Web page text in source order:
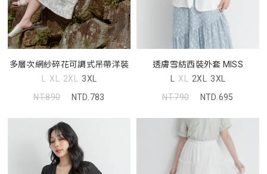
多層次網紗碎花可調式吊帶洋裝
L XL 2XL 3XL
NT.890
NTD.783
透膚雪紡西裝外套 MISS
L XL 2XL 3XL
NT.790
NTD.695